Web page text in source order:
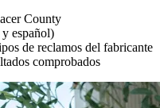
County
español)
de reclamos del fabricante
comprobados